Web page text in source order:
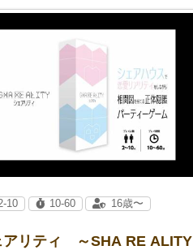
アリティ ～SHA RE ALITY
10 10-60 16歳〜